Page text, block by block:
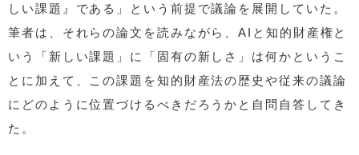
しい課題』である」という前提で議論を展開していた。
筆者は、それらの論文を読みながら、AIと知的財産権と
いう「新しい課題」に「固有の新しさ」は何かというこ
とに加えて、この課題を知的財産法の歴史や従来の議論
にどのように位置づけるべきだろうかと自問自答してき
た。